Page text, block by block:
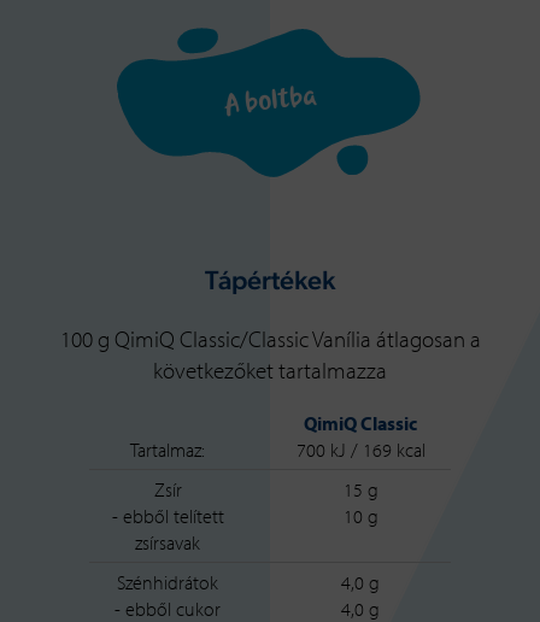
A boltba
Tápértékek
100 g QimiQ Classic/Classic Vanília átlagosan a
következőket tartalmazza
QimiQ Classic
Tartalmaz:
700 kJ / 169 kcal
Zsír
15 g
- ebből telített
zsírsavak
10 g
Szénhidrátok
4,0 g
- ebből cukor
4,0 g